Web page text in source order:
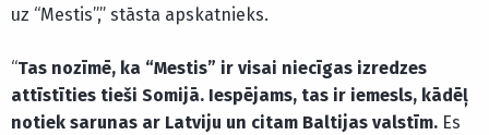
uz “Mestis”,” stāsta apskatnieks.
“Tas nozīmē, ka “Mestis” ir visai niecīgas izredzes
attīstīties tieši Somijā. Iespējams, tas ir iemesls, kādēļ
notiek sarunas ar Latviju un citam Baltijas valstīm. Es